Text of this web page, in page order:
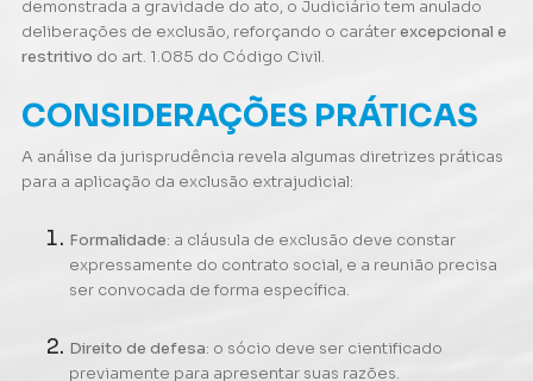
demonstrada a gravidade do ato, o Judiciário tem anulado
deliberações de exclusão, reforçando o caráterexcepcional e
restritivo do art. 1.085 do Código Civil.
CONSIDERAÇÕES PRÁTICAS
A análise da jurisprudência revela algumas diretrizes práticas
para a aplicação da exclusão extrajudicial:
Formalidade: a cláusula de exclusão deve constar
expressamente do contrato social, e a reunião precisa
ser convocada de forma específica.
Direito de defesa: o sócio deve ser cientificado
previamente para apresentar suas razões.